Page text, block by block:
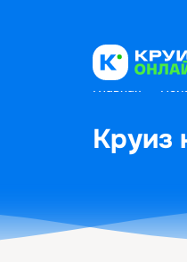
Главная
Круиз